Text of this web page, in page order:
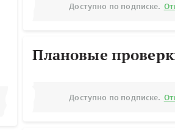
Доступно по подписке.
Плановые
Доступно по подписке.